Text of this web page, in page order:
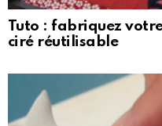
Tuto : fabriquez
ciré réutilisable